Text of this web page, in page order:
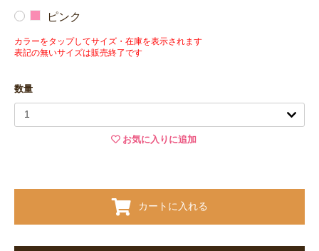
ピンク
カラーをタップしてサイズ・在庫を表示されます
表記の無いサイズは販売終了です
数量
お気に入りに追加
カートに入れる